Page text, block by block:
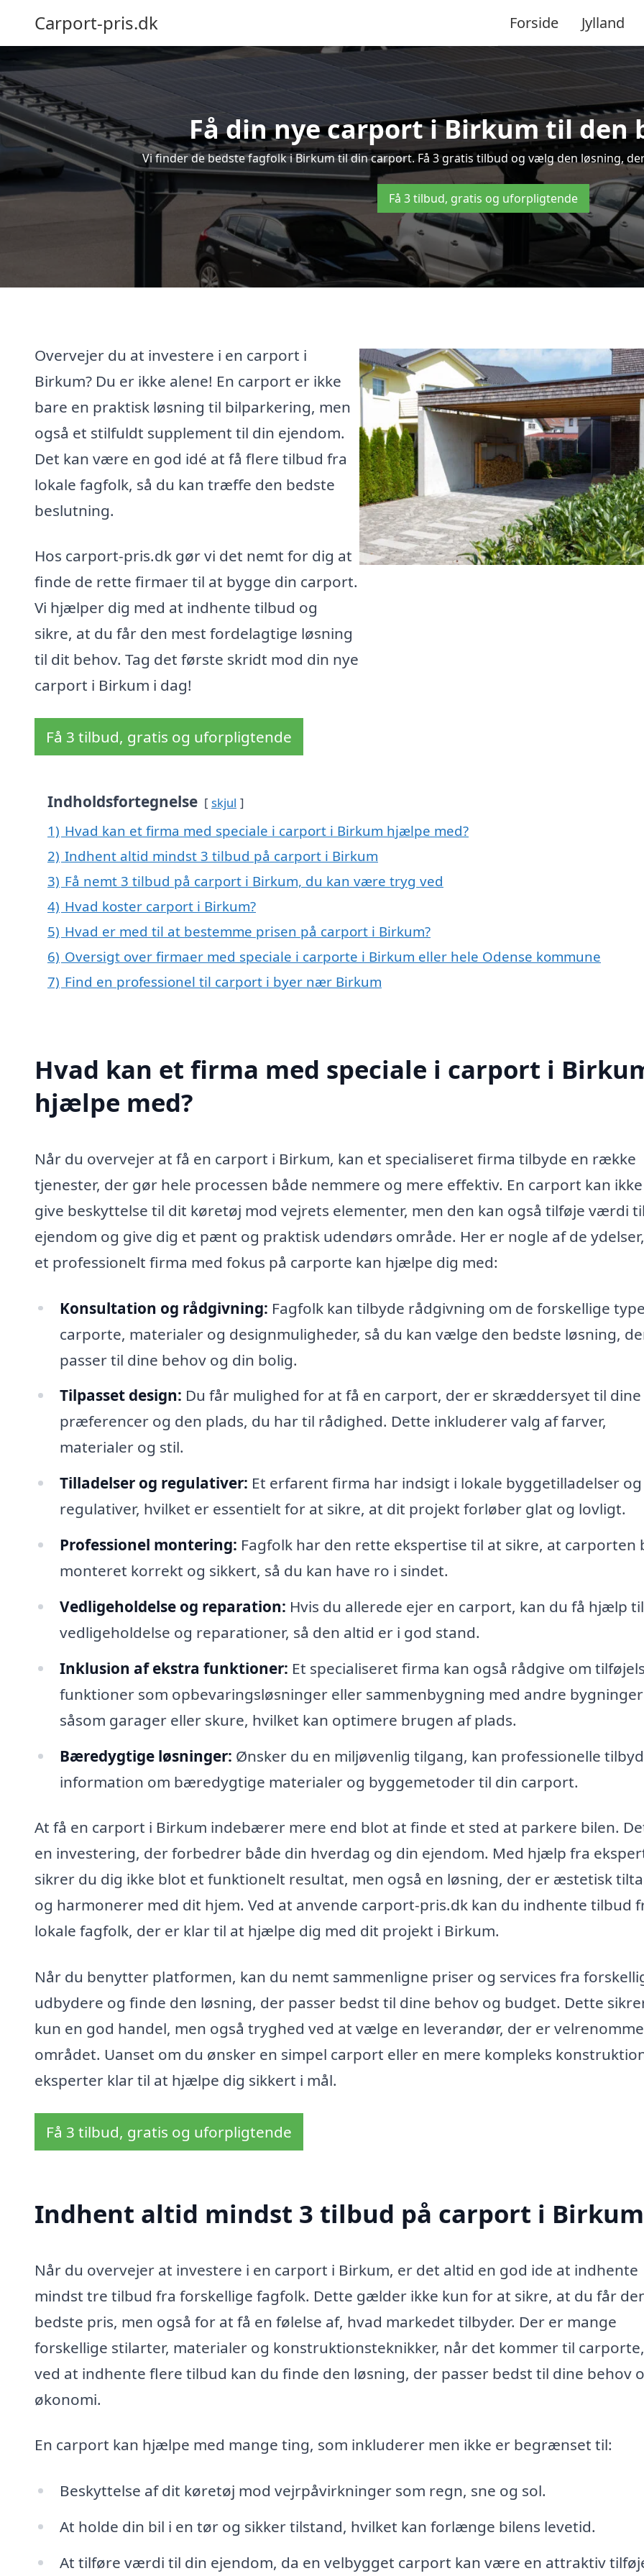
Carport-pris.dk Forside Jylland
Få din nye carport i Birkum til den
Vi finder de bedste fagfolk i Birkum til din carport. Få 3 gratis tilbud og vælg den løsning,
Få 3 tilbud, gratis og uforpligtende
Overvejer du at investere i en carport i
Birkum? Du er ikke alene! En carport er ikke
bare en praktisk løsning til bilparkering, men
også et stilfuldt supplement til din ejendom.
Det kan være en god idé at få flere tilbud fra
lokale fagfolk, så du kan træffe den bedste
beslutning.
Hos carport-pris.dk gør vi det nemt for dig at
finde de rette firmaer til at bygge din carport.
Vi hjælper dig med at indhente tilbud og
sikre, at du får den mest fordelagtige løsning
til dit behov. Tag det første skridt mod din nye
carport i Birkum i dag!
Få 3 tilbud, gratis og uforpligtende
Indholdsfortegnelse skjul
1) Hvad kan et firma med speciale i carport i Birkum hjælpe med?
2) Indhent altid mindst 3 tilbud på carport i Birkum
3) Få nemt 3 tilbud på carport i Birkum, du kan være tryg ved
4) Hvad koster carport i Birkum?
5) Hvad er med til at bestemme prisen på carport i Birkum?
6) Oversigt over firmaer med speciale i carporte i Birkum eller hele Odense kommune
7) Find en professionel til carport i byer nær Birkum
Hvad kan et firma med speciale i carport i
hjælpe med?
Når du overvejer at få en carport i Birkum, kan et specialiseret firma tilbyde en række
tjenester, der gør hele processen både nemmere og mere effektiv. En carport kan
give beskyttelse til dit køretøj mod vejrets elementer, men den kan også tilføje værdi
ejendom og give dig et pænt og praktisk udendørs område. Her er nogle af de
et professionelt firma med fokus på carporte kan hjælpe dig med:
Konsultation og rådgivning: Fagfolk kan tilbyde rådgivning om de forskellige
carporte, materialer og designmuligheder, så du kan vælge den bedste løsning,
passer til dine behov og din bolig.
Tilpasset design: Du får mulighed for at få en carport, der er skræddersyet til dine
præferencer og den plads, du har til rådighed. Dette inkluderer valg af farver,
materialer og stil.
Tilladelser og regulativer: Et erfarent firma har indsigt i lokale byggetilladelser og
regulativer, hvilket er essentielt for at sikre, at dit projekt forløber glat og lovligt.
Professionel montering: Fagfolk har den rette ekspertise til at sikre, at carporten
monteret korrekt og sikkert, så du kan have ro i sindet.
Vedligeholdelse og reparation: Hvis du allerede ejer en carport, kan du få hjælp til
vedligeholdelse og reparationer, så den altid er i god stand.
Inklusion af ekstra funktioner: Et specialiseret firma kan også rådgive om
funktioner som opbevaringsløsninger eller sammenbygning med andre bygninger
såsom garager eller skure, hvilket kan optimere brugen af plads.
Bæredygtige løsninger: Ønsker du en miljøvenlig tilgang, kan professionelle
information om bæredygtige materialer og byggemetoder til din carport.
At få en carport i Birkum indebærer mere end blot at finde et sted at parkere bilen.
en investering, der forbedrer både din hverdag og din ejendom. Med hjælp fra
sikrer du dig ikke blot et funktionelt resultat, men også en løsning, der er æstetisk
og harmonerer med dit hjem. Ved at anvende carport-pris.dk kan du indhente tilbud
lokale fagfolk, der er klar til at hjælpe dig med dit projekt i Birkum.
Når du benytter platformen, kan du nemt sammenligne priser og services fra
udbydere og finde den løsning, der passer bedst til dine behov og budget. Dette
kun en god handel, men også tryghed ved at vælge en leverandør, der er
området. Uanset om du ønsker en simpel carport eller en mere kompleks
eksperter klar til at hjælpe dig sikkert i mål.
Få 3 tilbud, gratis og uforpligtende
Indhent altid mindst 3 tilbud på carport i Birkum
Når du overvejer at investere i en carport i Birkum, er det altid en god ide at indhente
mindst tre tilbud fra forskellige fagfolk. Dette gælder ikke kun for at sikre, at du får
bedste pris, men også for at få en følelse af, hvad markedet tilbyder. Der er mange
forskellige stilarter, materialer og konstruktionsteknikker, når det kommer til
ved at indhente flere tilbud kan du finde den løsning, der passer bedst til dine behov
økonomi.
En carport kan hjælpe med mange ting, som inkluderer men ikke er begrænset til:
Beskyttelse af dit køretøj mod vejrpåvirkninger som regn, sne og sol.
At holde din bil i en tør og sikker tilstand, hvilket kan forlænge bilens levetid.
At tilføre værdi til din ejendom, da en velbygget carport kan være en attraktiv